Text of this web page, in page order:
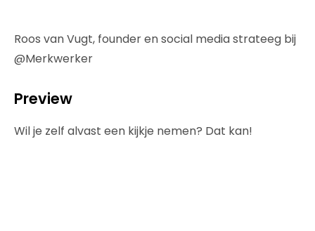
Roos van Vugt, founder en social media strateeg bij
@Merkwerker
Preview
Wil je zelf alvast een kijkje nemen? Dat kan!